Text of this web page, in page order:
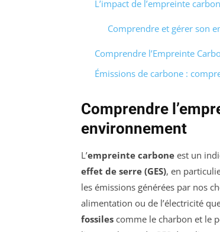
L’impact de l’empreinte
Comprendre et gérer son
Comprendre l’Empreinte
Émissions de carbone :
Comprendre
environnement
L’empreinte carbone est un
effet de serre (GES), en
les émissions générées par nos
alimentation ou de l’électricité
fossiles comme le charbon et le